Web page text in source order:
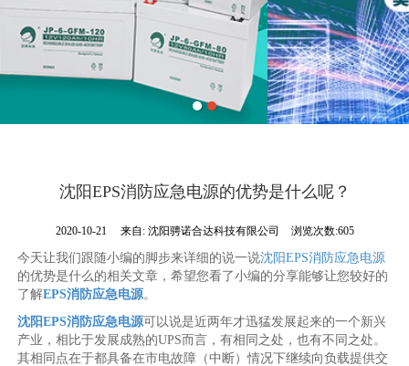
沈阳EPS消防应急电源的优势是什么呢？
2020-10-21 来自: 沈阳骋诺合达科技有限公司 浏览次数:605
今天让我们跟随小编的脚步来详细的说一说沈阳EPS消防应急电源
的优势是什么的相关文章，希望您看了小编的分享能够让您较好的
了解EPS消防应急电源。
沈阳EPS消防应急电源可以说是近两年才迅猛发展起来的一个新兴
产业，相比于发展成熟的UPS而言，有相同之处，也有不同之处。
其相同点在于都具备在市电故障（中断）情况下继续向负载提供交